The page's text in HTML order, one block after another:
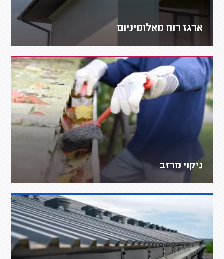
ארגז רוח מאלומיניום
ניקוי מרזב